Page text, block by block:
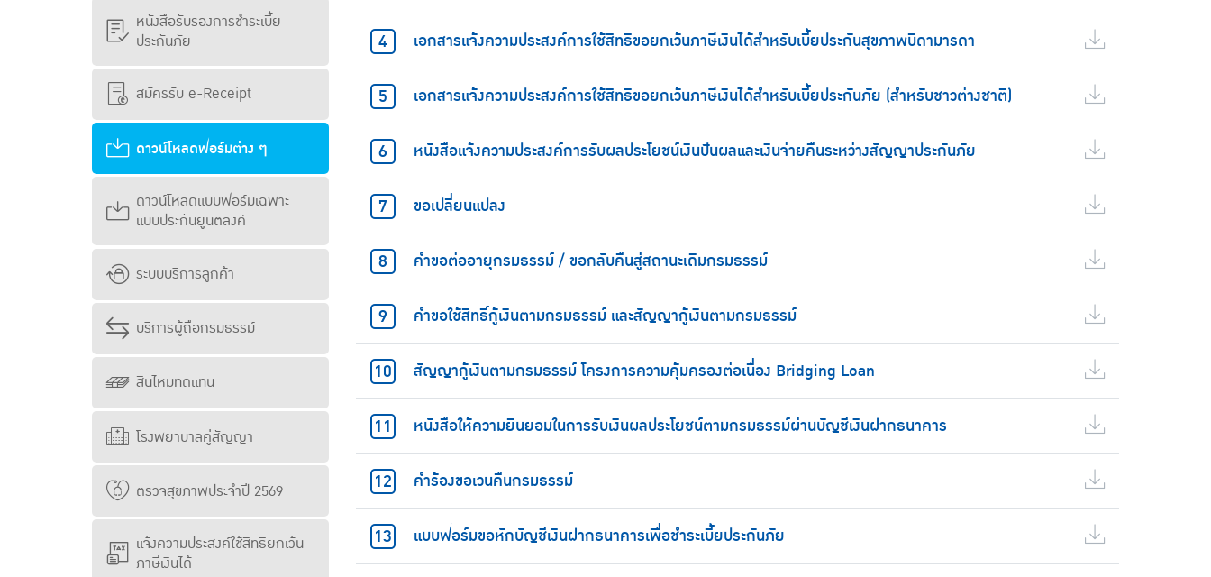
หนังสือรับรองการชำระเบี้ย
ประกันภัย
สมัครรับ e-Receipt
ดาวน์โหลดฟอร์มต่าง ๆ
ดาวน์โหลดแบบฟอร์มเฉพาะ
แบบประกันยูนิตลิงค์
ระบบบริการลูกค้า
บริการผู้ถือกรมธรรม์
สินไหมทดแทน
โรงพยาบาลคู่สัญญา
ตรวจสุขภาพประจำปี 2569
แจ้งความประสงค์ใช้สิทธิยกเว้น
ภาษีเงินได้
เอกสารแจ้งความประสงค์การใช้สิทธิขอยกเว้นภาษีเงินได้สำหรับเบี้ยประกันสุขภาพบิดามารดา
เอกสารแจ้งความประสงค์การใช้สิทธิขอยกเว้นภาษีเงินได้สำหรับเบี้ยประกันภัย (สำหรับชาวต่างชาติ)
หนังสือแจ้งความประสงค์การรับผลประโยชน์เงินปันผลและเงินจ่ายคืนระหว่างสัญญาประกันภัย
ขอเปลี่ยนแปลง
คำขอต่ออายุกรมธรรม์ / ขอกลับคืนสู่สถานะเดิมกรมธรรม์
คำขอใช้สิทธิ์กู้เงินตามกรมธรรม์ และสัญญากู้เงินตามกรมธรรม์
สัญญากู้เงินตามกรมธรรม์ โครงการความคุ้มครองต่อเนื่อง Bridging Loan
หนังสือให้ความยินยอมในการรับเงินผลประโยชน์ตามกรมธรรม์ผ่านบัญชีเงินฝากธนาคาร
คำร้องขอเวนคืนกรมธรรม์
แบบฟอร์มขอหักบัญชีเงินฝากธนาคารเพื่อชำระเบี้ยประกันภัย